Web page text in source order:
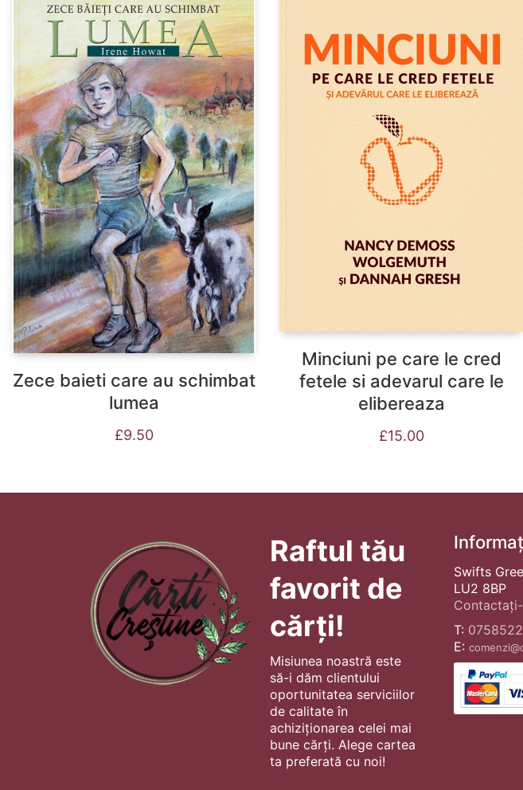
Zece baieti care au schimbat
lumea
£9.50
Minciuni pe care le cred
fetele si adevarul care le
elibereaza
£15.00
Raftul tău
favorit de
cărți!
Misiunea noastră este
să-i dăm clientului
oportunitatea serviciilor
de calitate în
achiziționarea celei mai
bune cărți. Alege cartea
ta preferată cu noi!
Swifts
LU2 8BP
Contactați-
T:
E: